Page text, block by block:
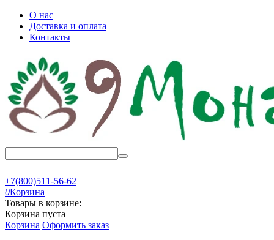
О нас
Доставка и оплата
Контакты
+7(800)511-56-62
0Корзина
Товары в корзине:
Корзина пуста
Корзина Оформить заказ